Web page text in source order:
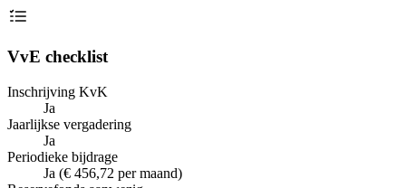
VvE checklist
Inschrijving KvK
Ja
Jaarlijkse vergadering
Ja
Periodieke bijdrage
Ja (€ 456,72 per maand)